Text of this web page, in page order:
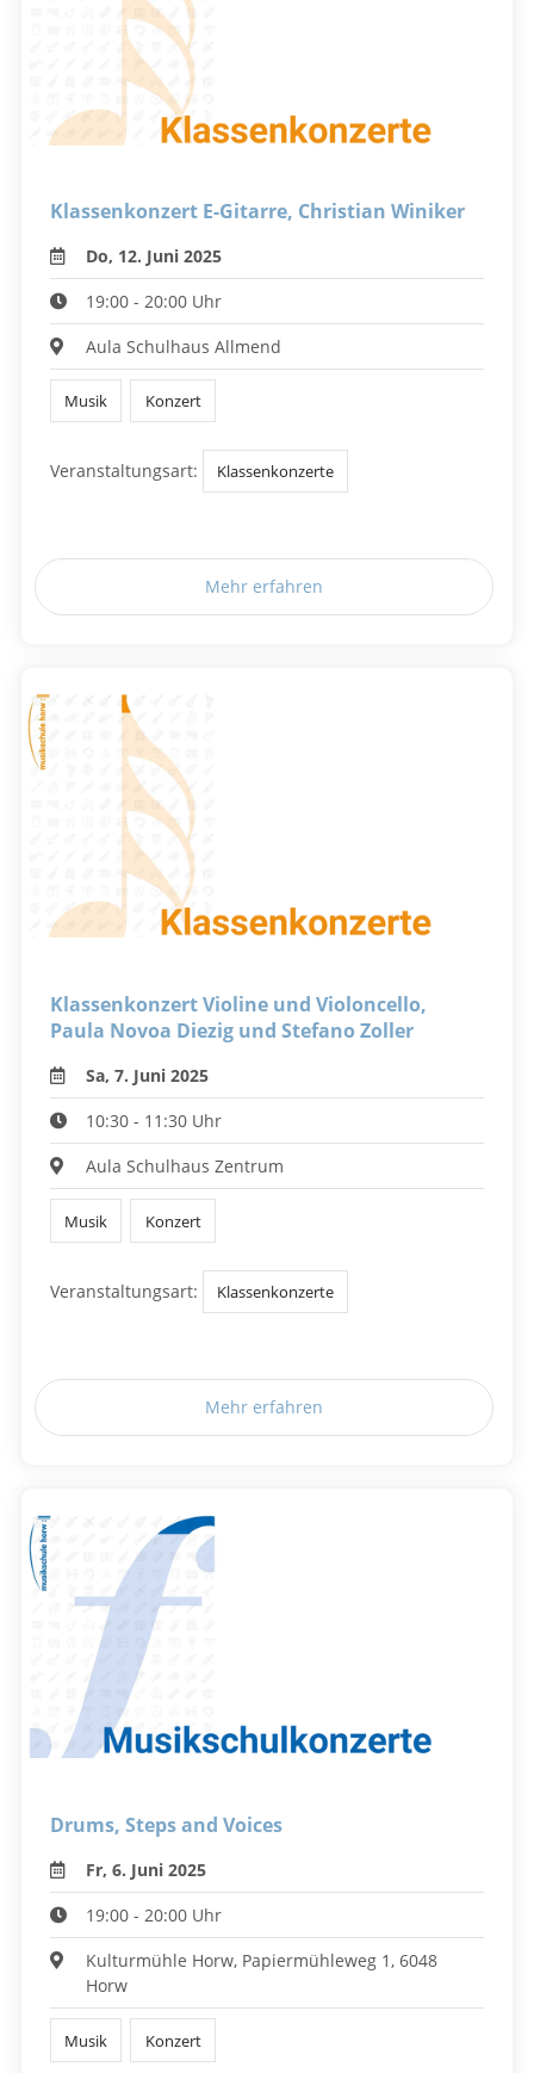
Klassenkonzert E-Gitarre, Christian Winiker
Do, 12. Juni 2025
19:00 - 20:00 Uhr
Aula Schulhaus Allmend
Musik Konzert
Veranstaltungsart: Klassenkonzerte
Mehr erfahren
Klassenkonzert Violine und Violoncello,
Paula Novoa Diezig und Stefano Zoller
Sa, 7. Juni 2025
10:30 - 11:30 Uhr
Aula Schulhaus Zentrum
Musik Konzert
Veranstaltungsart: Klassenkonzerte
Mehr erfahren
Drums, Steps and Voices
Fr, 6. Juni 2025
19:00 - 20:00 Uhr
Kulturmühle Horw, Papiermühleweg 1, 6048
Horw
Musik Konzert